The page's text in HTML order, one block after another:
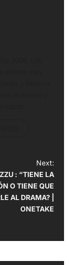
Next:
: “TIENE LA
O TIENE QUE
AL DRAMA? |
ONETAKE